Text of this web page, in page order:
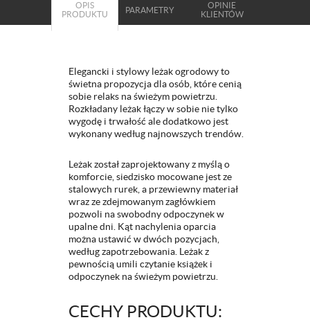
OPIS
PRODUKTU
PARAMETRY
OPINIE
KLIENTÓW
Elegancki i stylowy leżak ogrodowy to
świetna propozycja dla osób, które cenią
sobie relaks na świeżym powietrzu.
Rozkładany leżak łączy w sobie nie tylko
wygodę i trwałość ale dodatkowo jest
wykonany według najnowszych trendów.
Leżak został zaprojektowany z myślą o
komforcie, siedzisko mocowane jest ze
stalowych rurek, a przewiewny materiał
wraz ze zdejmowanym zagłówkiem
pozwoli na swobodny odpoczynek w
upalne dni. Kąt nachylenia oparcia
można ustawić w dwóch pozycjach,
według zapotrzebowania. Leżak z
pewnością umili czytanie książek i
odpoczynek na świeżym powietrzu.
CECHY PRODUKTU: